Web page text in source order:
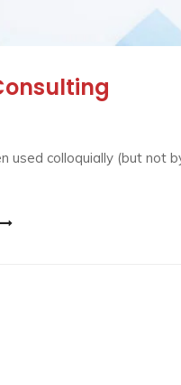
used colloquially (but not